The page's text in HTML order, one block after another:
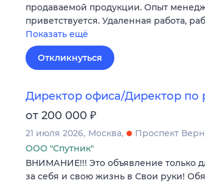
продаваемой продукции. Опыт
приветствуется. Удаленная работа,
Показать ещё
Откликнуться
Директор офиса/Директор по
от 200 000 ₽
21 июля 2026 Москва
Проспект
ООО "Спутник"
ВНИМАНИЕ!!! Это объявление только
за себя и свою жизнь в Свои руки!